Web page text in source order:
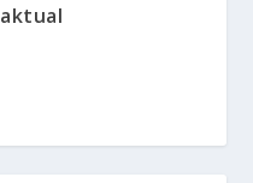
aktual